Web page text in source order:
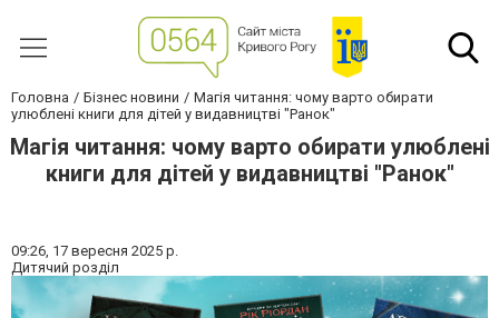
Головна Бізнес новини
Магія читання: чому варто обирати
улюблені книги для дітей у видавництві "Ранок"
Магія читання: чому варто обирати улюблені
книги для дітей у видавництві "Ранок"
09:26, 17 вересня 2025 р.
Дитячий розділ